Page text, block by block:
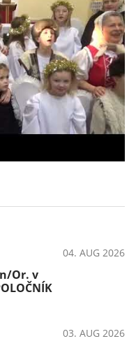
04. AUG 2026
Or. v
03. AUG 2026